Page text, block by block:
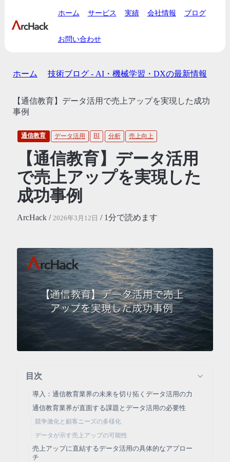
ホーム サービス 実績 会社情報 ブログ
お問い合わせ
ホーム 技術ブログ - AI・機械学習・DXの最新情報
【通信教育】データ活用で売上アップを実現した成功
事例
通信教育 データ活用 BI 分析 売上向上
【通信教育】データ活用
で売上アップを実現した
成功事例
ArcHack / 2026年3月12日 / 1分で読めます
目次
導入：通信教育業界の未来を切り拓くデータ活用の力
通信教育業界が直面する課題とデータ活用の必要性
競争激化と顧客ニーズの多様化
データが示す売上アップの可能性
売上アップに直結するデータ活用の具体的なアプロー
チ